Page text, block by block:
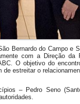
Bernardo do Campo e
com a Direção da
O objetivo do
estreitar o
– Pedro Seno